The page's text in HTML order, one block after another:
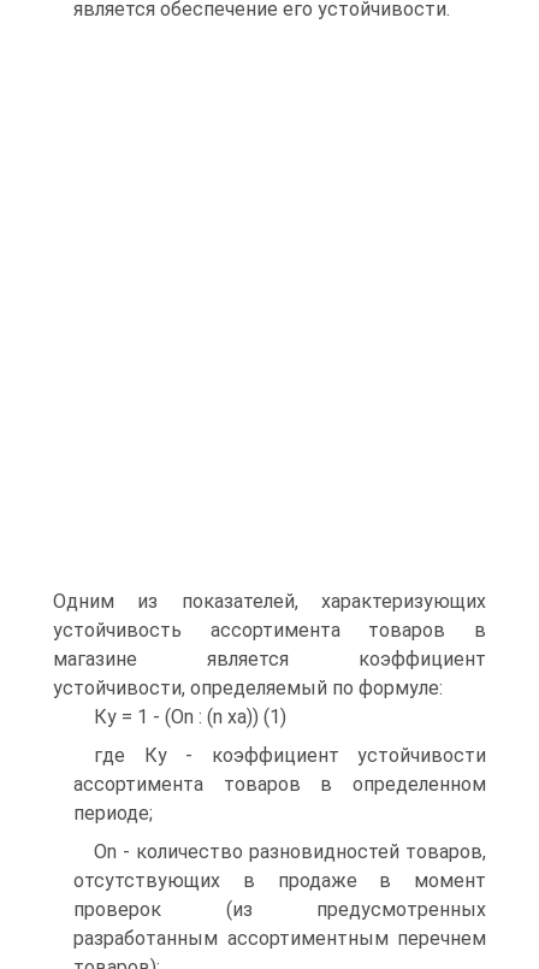
является обеспечение его устойчивости.
Одним из показателей, характеризующих
устойчивость ассортимента товаров в
магазине является коэффициент
устойчивости, определяемый по формуле:
Ку = 1 - (On : (n ха)) (1)
где Ку - коэффициент устойчивости
ассортимента товаров в определенном
периоде;
On - количество разновидностей товаров,
отсутствующих в продаже в момент
проверок (из предусмотренных
разработанным ассортиментным перечнем